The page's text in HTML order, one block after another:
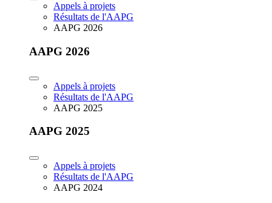
Appels à projets
Résultats de l'AAPG
AAPG 2026
AAPG 2026
Appels à projets
Résultats de l'AAPG
AAPG 2025
AAPG 2025
Appels à projets
Résultats de l'AAPG
AAPG 2024